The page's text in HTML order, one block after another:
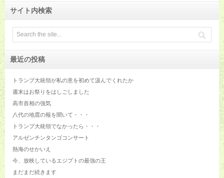
サイト内検索
最近の投稿
トランプ大統領が私の意を初めて汲んでくれたか
週末はお祭りをはしごしました
高市首相の強気
八代の地震の報を聞いて・・・
トランプ大統領でなかったら・・・
アルゼンチンタンゴコンサート
熱海のせかいえ
今、放映しているエジプトの最強の王
まだまだ続きます